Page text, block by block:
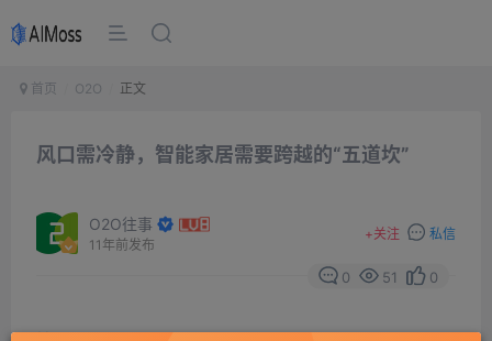
首页 O2O 正文
风口需冷静，智能家居需要跨越的“五道坎”
O2O往事
11年前发布
+关注 私信
0 51 0